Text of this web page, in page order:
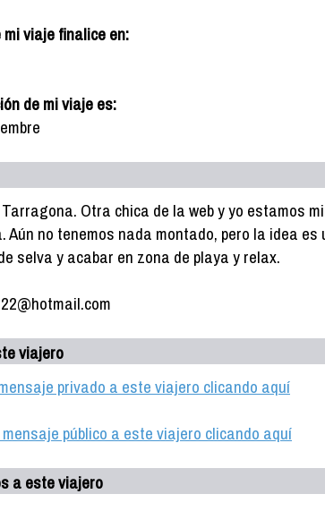
viaje finalice en:
de mi viaje es:
Otra chica de la web y yo estamos
Aún no tenemos nada montado, pero la idea es
selva y acabar en zona de playa y relax.
viajero
privado a este viajero clicando aquí
público a este viajero clicando aquí
a este viajero